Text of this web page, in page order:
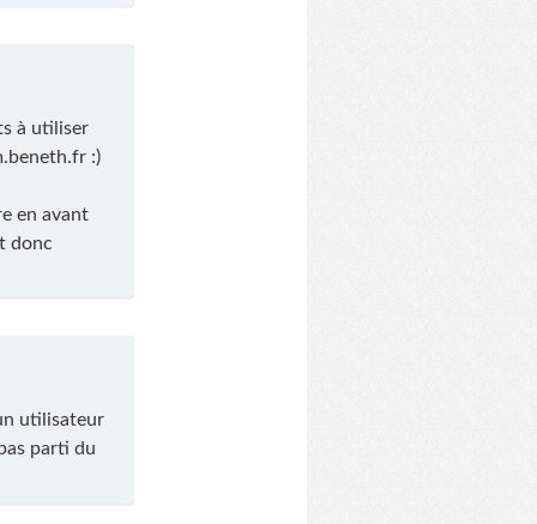
à utiliser
:)
en avant
donc
utilisateur
parti du